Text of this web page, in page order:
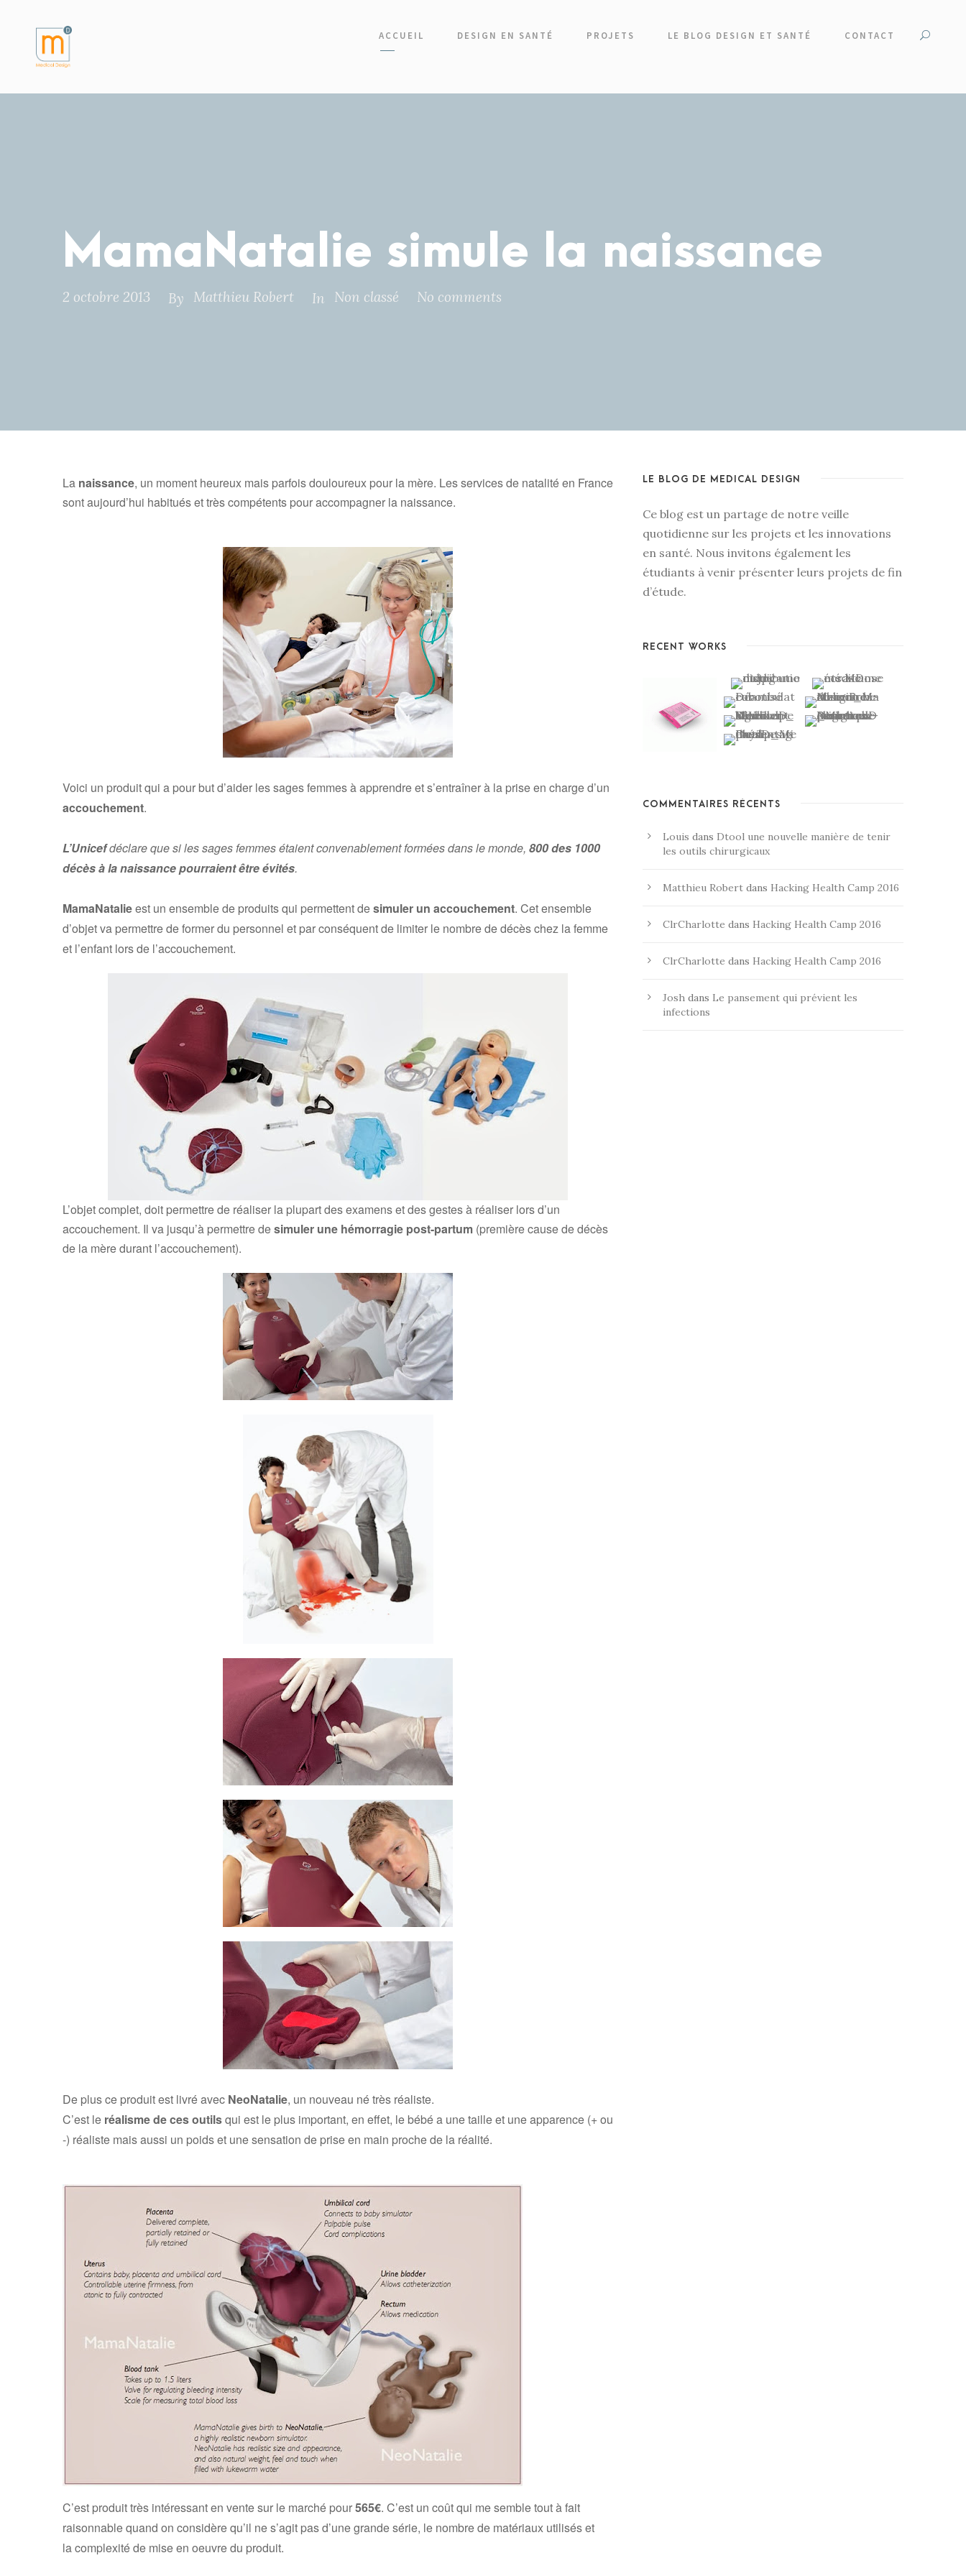
ACCUEIL DESIGN EN SANTÉ PROJETS LE BLOG DESIGN ET SANTÉ CONTACT
MamaNatalie simule la naissance
2 octobre 2013 By Matthieu Robert In Non classé No comments
La naissance, un moment heureux mais parfois douloureux pour la mère. Les services de natalité en France
sont aujourd’hui habitués et très compétents pour accompagner la naissance.
Voici un produit qui a pour but d’aider les sages femmes à apprendre et s’entraîner à la prise en charge d’un
accouchement.
L’Unicefdéclare que si les sages femmes étaient convenablement formées dans le monde, 800 des 1000
décès à la naissance pourraient être évités.
MamaNatalieest un ensemble de produits qui permettent desimuler un accouchement. Cet ensemble
d’objet va permettre de former du personnel et par conséquent de limiter le nombre de décès chez la femme
et l’enfant lors de l’accouchement.
L’objet complet, doit permettre de réaliser la plupart des examens et des gestes à réaliser lors d’un
accouchement. Il va jusqu’à permettre desimuler une hémorragie post-partum (première cause de décès
de la mère durant l’accouchement).
De plus ce produit est livré avec NeoNatalie, un nouveau né très réaliste.
C’est le réalisme de ces outilsqui est le plus important, en effet, le bébé a une taille et une apparence (+ ou
-) réaliste mais aussi un poids et une sensation de prise en main proche de la réalité.
C’est produit très intéressant en vente sur le marché pour565€. C’est un coût qui me semble tout à fait
raisonnable quand on considère qu’il ne s’agit pas d’une grande série, le nombre de matériaux utilisés et
la complexité de mise en oeuvre du produit.
LE BLOG DE MEDICAL DESIGN
Ce blog est un partage de notre veille
quotidienne sur les projets et les innovations
en santé. Nous invitons également les
étudiants à venir présenter leurs projets de fin
d’étude.
RECENT WORKS
COMMENTAIRES RÉCENTS
Louis dans Dtool une nouvelle manière de tenir
les outils chirurgicaux
Matthieu Robertdans Hacking Health Camp 2016
ClrCharlotte dans Hacking Health Camp 2016
ClrCharlotte dans Hacking Health Camp 2016
Joshdans Le pansement qui prévient les
infections